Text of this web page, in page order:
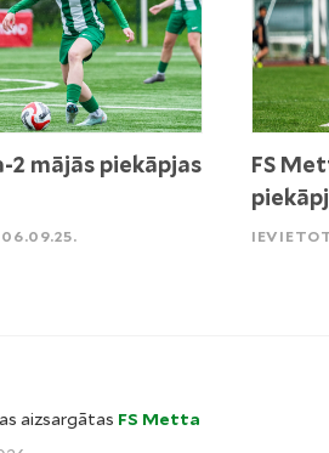
2 mājās piekāpjas
FS
aizsargātas FS Metta